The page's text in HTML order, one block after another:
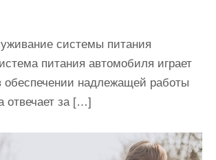
системы питания
питания автомобиля играет
обеспечении надлежащей работы
отвечает за […]